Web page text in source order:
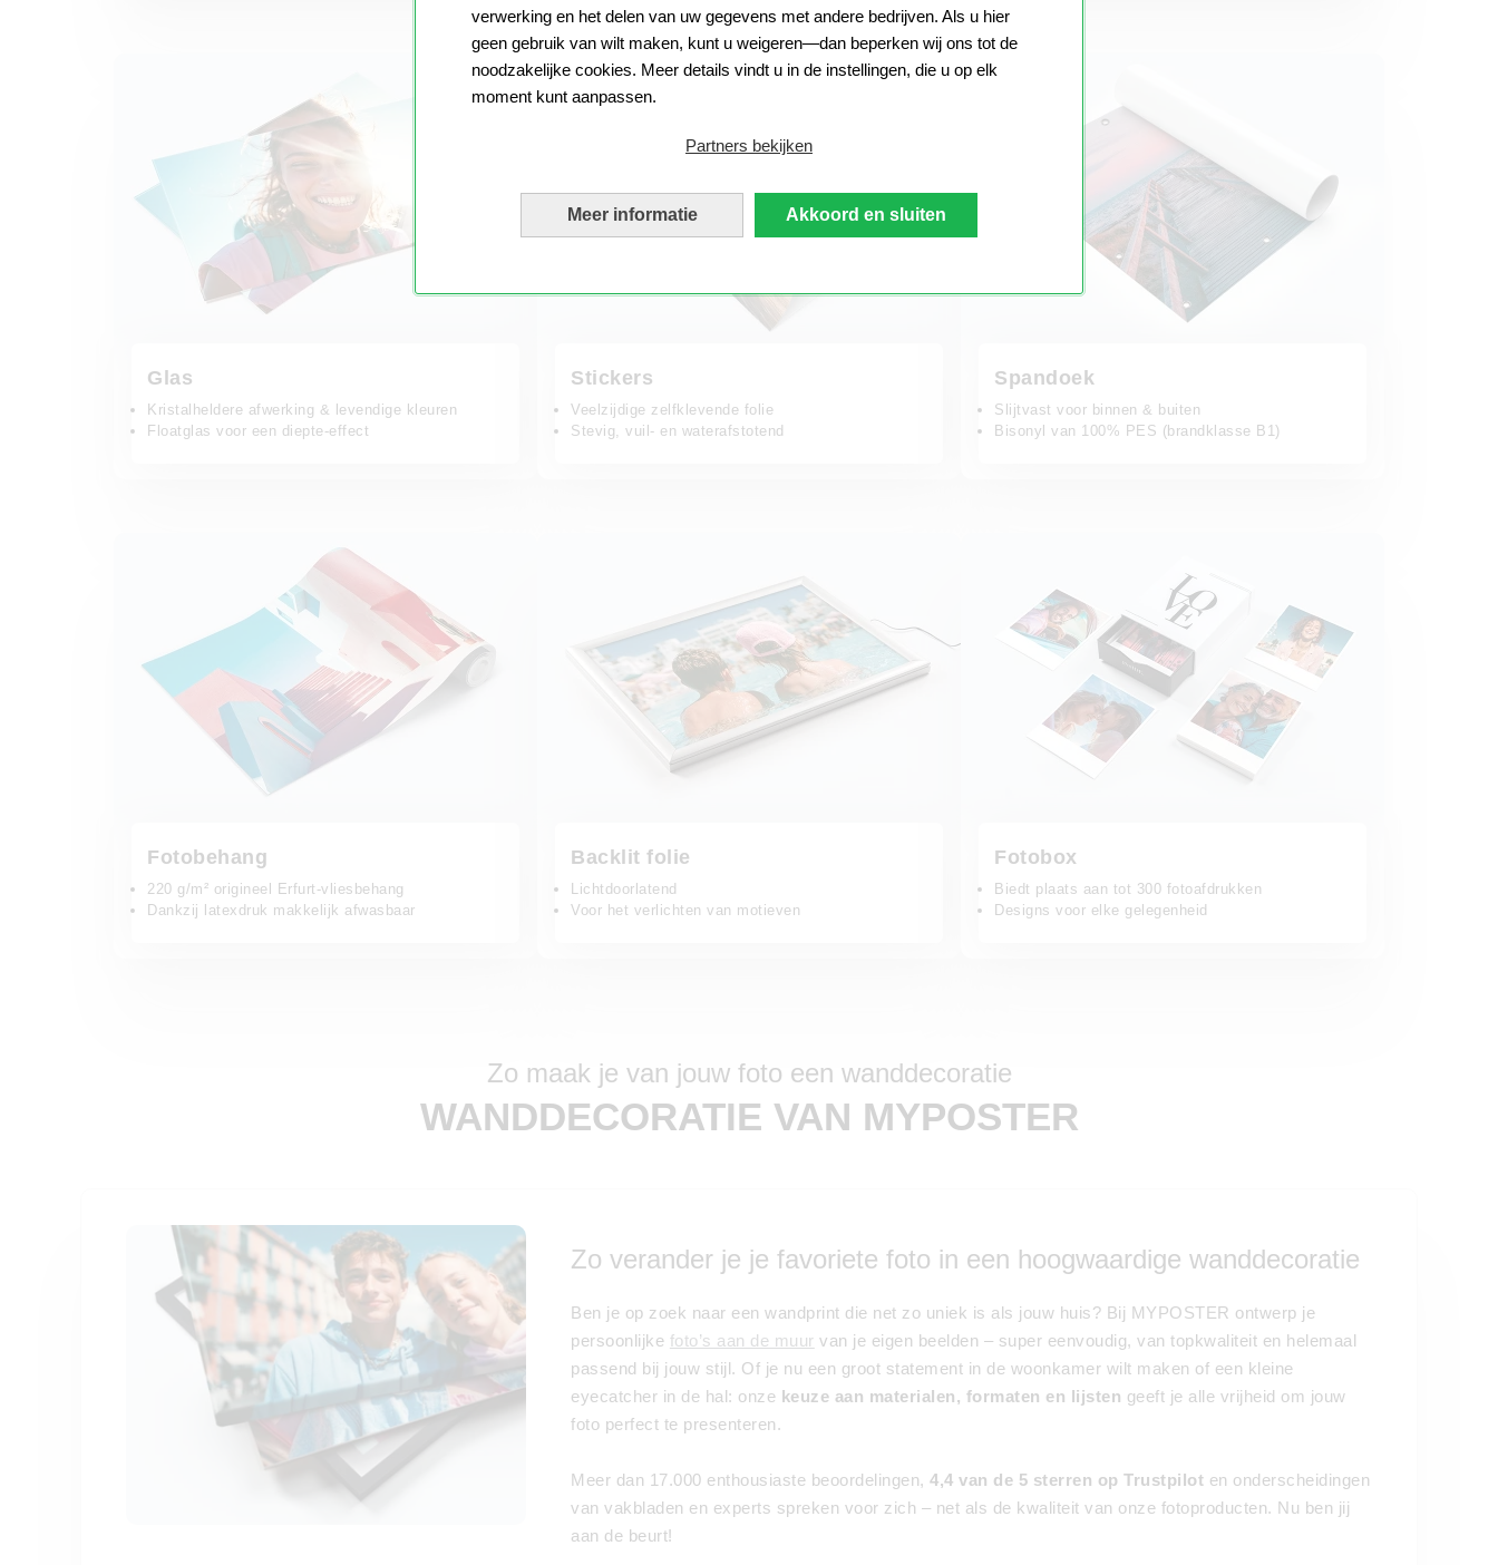
verwerking en het delen van uw gegevens met andere bedrijven. Als u hier
geen gebruik van wilt maken, kunt u weigeren—dan beperken wij ons tot de
noodzakelijke cookies. Meer details vindt u in de instellingen, die u op elk
moment kunt aanpassen.
Partners bekijken
Meer informatie Akkoord en sluiten
Glas
Kristalheldere afwerking & levendige kleuren
Floatglas voor een diepte-effect
Stickers
Veelzijdige zelfklevende folie
Stevig, vuil- en waterafstotend
Spandoek
Slijtvast voor binnen & buiten
Bisonyl van 100% PES (brandklasse B1)
Fotobehang
220 g/m² origineel Erfurt-vliesbehang
Dankzij latexdruk makkelijk afwasbaar
Backlit folie
Lichtdoorlatend
Voor het verlichten van motieven
Fotobox
Biedt plaats aan tot 300 fotoafdrukken
Designs voor elke gelegenheid
Zo maak je van jouw foto een wanddecoratie
WANDDECORATIE VAN MYPOSTER
Zo verander je je favoriete foto in een hoogwaardige wanddecoratie
Ben je op zoek naar een wandprint die net zo uniek is als jouw huis? Bij MYPOSTER ontwerp je
persoonlijke foto’s aan de muur van je eigen beelden – super eenvoudig, van topkwaliteit en helemaal
passend bij jouw stijl. Of je nu een groot statement in de woonkamer wilt maken of een kleine
eyecatcher in de hal: onze keuze aan materialen, formaten en lijsten geeft je alle vrijheid om jouw
foto perfect te presenteren.
Meer dan 17.000 enthousiaste beoordelingen,4,4 van de 5 sterren op Trustpilot en onderscheidingen
van vakbladen en experts spreken voor zich – net als de kwaliteit van onze fotoproducten. Nu ben jij
aan de beurt!